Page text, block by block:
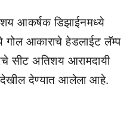
आकर्षक डिझाईनमध्ये
आकाराचे हेडलाईट लॅम्प
अतिशय आरामदायी
देण्यात आलेला आहे.